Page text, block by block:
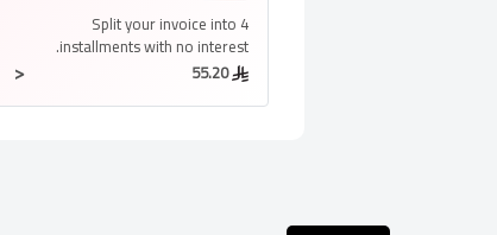
Split your invoice into 4
installmentswith no interest.
< 55.20